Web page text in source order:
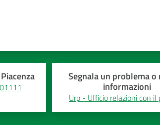
Segnala un problema o
informazioni
Urp - Ufficio relazioni con il